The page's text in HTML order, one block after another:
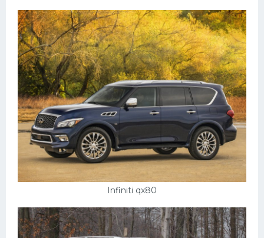
Infiniti qx80
Рено
Прогулочные суда
Хендай
Лимузины
Камаз
Автобусы
Хонда
Грузовики
УАЗ
Кадиллак